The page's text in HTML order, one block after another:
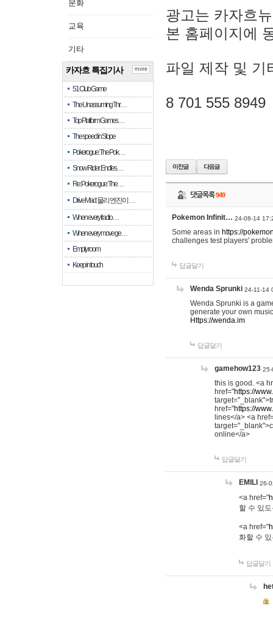
문화
교육
기타
카자흐 특집기사
51 Club Game
The Unassuming Thr…
Top Platform Games…
The speed in Slope
Pokerogue: The Pok…
Snow Rider: Endles…
Re: Pokerogue: The…
Drive Mad: 물리 엔진이 …
When every fractio…
When every move ge…
Empty room
Keep in touch
more
광고는 카자흐
본 홈페이지에
파일 제작 및 기
8 701 555 8949
댓글목록949
Pokemon Infinit… 24-08-14
Some areas in https://
challenges test players'
답글달기
Wenda Sprunki 24-11-14
Wenda Sprunki is a
generate your own
Https://wenda.im
답글달기
gamehow123 25-
this is good. <a
href="https://
href="https://
lines</a> <a
online</a>
답글달기
EMILI 26-
<a href="
할 수 있
<a href="
화할 수
답글달기